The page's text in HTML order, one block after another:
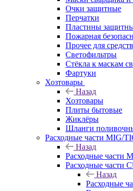
Очки защитные
Перчатки
Пластины
Пожарная
Прочее для
Светофильтры
Стёкла к маскам
Фартуки
Хозтовары
Назад
Хозтовары
Плиты бытовые
Жиклёры
Шланги
Расходные части MIG/
Назад
Расходные части
Расходные части
Назад
Расходные